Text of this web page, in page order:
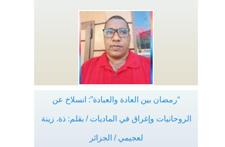
“رمضان بين العادة والعبادة”: انسلاخ عن
الروحانيات وإغراق في الماديات / بقلم: ذة. زينة
لعجيمي / الجزائر